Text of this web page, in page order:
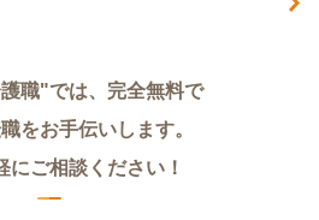
職"では、完全無料で
をお手伝いします。
にご相談ください！